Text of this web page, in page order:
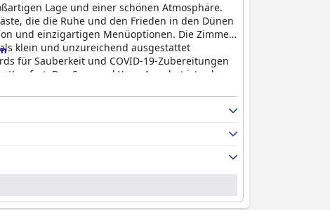
Lage und einer schönen Atmosphäre.
die die Ruhe und den Frieden in den Dünen
und einzigartigen Menüoptionen. Die Zimmer
klein und unzureichend ausgestattet
für Sauberkeit und COVID-19-Zubereitungen
Das Spa- und Yoga-Angebot ist sehr
Insgesamt ist